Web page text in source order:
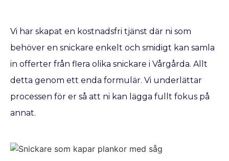
Vi har skapat en kostnadsfri tjänst där ni som
behöver en snickare enkelt och smidigt kan samla
in offerter från flera olika snickare i Vårgårda. Allt
detta genom ett enda formulär. Vi underlättar
processen för er så att ni kan lägga fullt fokus på
annat.